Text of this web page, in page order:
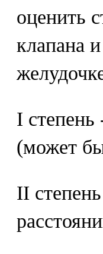
оценить
клапана
I степень
(может
II